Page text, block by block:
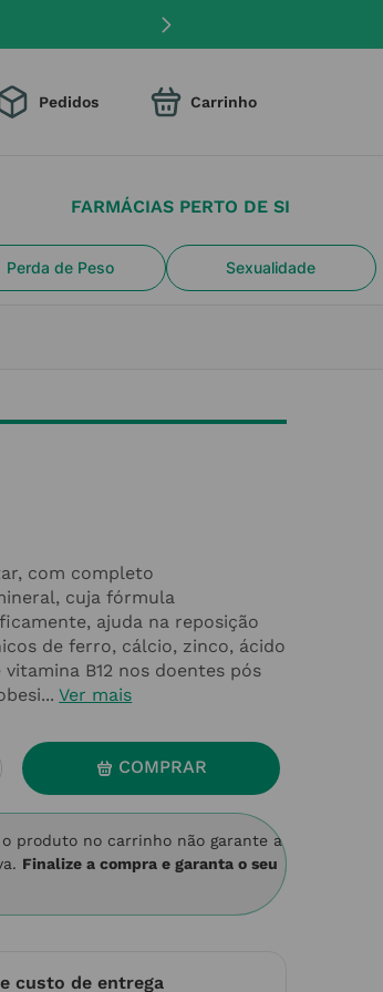
FARMÁCIAS PERTO DE SI
Perda de Peso Sexualidade
Pedidos
com completo
cuja fórmula
ajuda na reposição
de ferro, cálcio, zinco, ácido
B12 nos doentes pós
Ver mais
COMPRAR
produto no carrinho não garante a
Finalize a compra e garanta o seu
custo de entrega